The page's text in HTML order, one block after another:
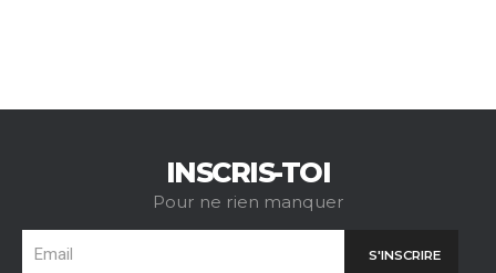
INSCRIS-TOI
Pour ne rien manquer